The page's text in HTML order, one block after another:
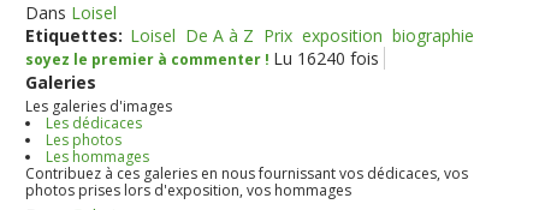
Dans Loisel
Etiquettes: Loisel De A à Z Prix exposition biographie
soyez le premier à commenter ! Lu 16240 fois
Galeries
Les galeries d'images
Les dédicaces
Les photos
Les hommages
Contribuez à ces galeries en nous fournissant vos dédicaces, vos
photos prises lors d'exposition, vos hommages